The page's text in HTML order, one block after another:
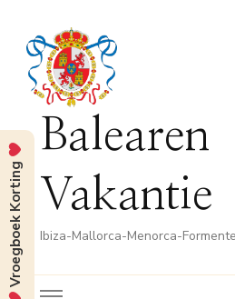
Balearen
Vakantie
Ibiza-Mallorca-Menorca-
Vroegboek Korting